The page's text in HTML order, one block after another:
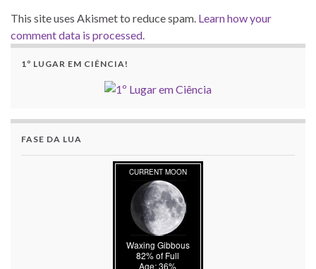
This site uses Akismet to reduce spam. Learn how your
comment data is processed.
1º LUGAR EM CIÊNCIA!
FASE DA LUA